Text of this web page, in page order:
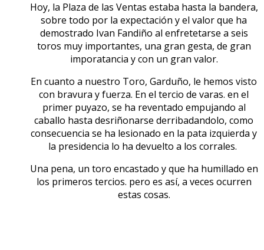
Hoy, la Plaza de las Ventas estaba hasta la bandera,
sobre todo por la expectación y el valor que ha
demostrado Ivan Fandiño al enfretetarse a seis
toros muy importantes, una gran gesta, de gran
imporatancia y con un gran valor.
En cuanto a nuestro Toro, Garduño, le hemos visto
con bravura y fuerza. En el tercio de varas. en el
primer puyazo, se ha reventado empujando al
caballo hasta desriñonarse derribadandolo, como
consecuencia se ha lesionado en la pata izquierda y
la presidencia lo ha devuelto a los corrales.
Una pena, un toro encastado y que ha humillado en
los primeros tercios. pero es así, a veces ocurren
estas cosas.